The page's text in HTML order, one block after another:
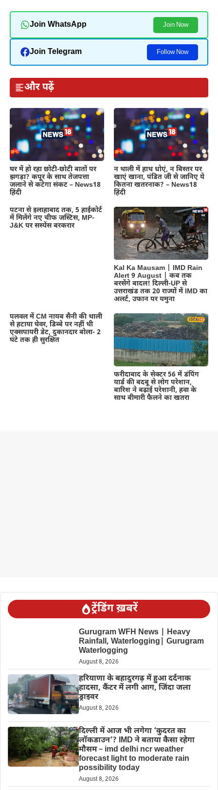
Join WhatsApp Join Now
Join Telegram Follow Now
और पढ़ें
घर में हो रहा छोटी-छोटी बातों पर
झगड़ा? कपूर के साथ तेजपत्ता
जलाने से कटेगा संकट – News18
हिंदी
न थाली में हाथ धोएं, न बिस्तर पर
खाएं खाना, पंडित जी से जानिए ये
कितना खतरनाक? – News18
हिंदी
पटना से इलाहाबाद तक, 5 हाईकोर्ट
में मिलेंगे नए चीफ जस्टिस, MP-
J&K पर सस्पेंस बरकरार
Kal Ka Mausam | IMD Rain
Alert 9 August | कब तक
बरसेंगे बादल! दिल्ली-UP से
उत्तराखंड तक 20 राज्यों में IMD का
अलर्ट, उफान पर यमुना
पलवल में CM नायब सैनी की थाली
से हटाया घेवर, डिब्बे पर नहीं थी
एक्सपायरी डेट, दुकानदार बोला- 2
घंटे तक ही सुरक्षित
फरीदाबाद के सेक्टर 56 में डंपिंग
यार्ड की बदबू से लोग परेशान,
बारिश ने बढ़ाई परेशानी, हवा के
साथ बीमारी फैलने का खतरा
ट्रेंडिंग ख़बरें
Gurugram WFH News | Heavy
Rainfall, Waterlogging| Gurugram
Waterlogging
August 8, 2026
हरियाणा के बहादुरगढ़ में हुआ दर्दनाक
हादसा, कैंटर में लगी आग, जिंदा जला
ड्राइवर
August 8, 2026
दिल्‍ली में आज भी लगेगा ‘कुदरत का
लॉकडाउन’? IMD ने बताया कैसा रहेगा
मौसम – imd delhi ncr weather
forecast light to moderate rain
possibility today
August 8, 2026